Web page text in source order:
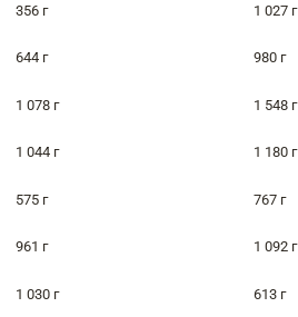
356 г 1 027 г
644 г 980 г
1 078 г 1 548 г
1 044 г 1 180 г
575 г 767 г
961 г 1 092 г
1 030 г 613 г